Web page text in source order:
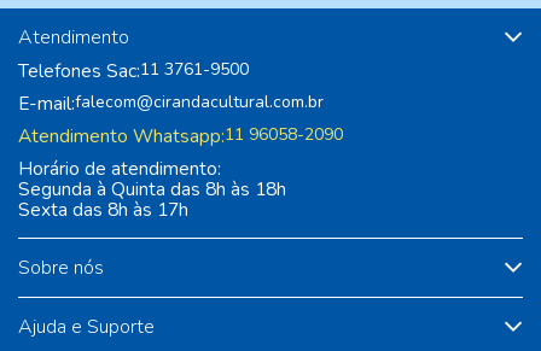
Sobre nós
Ajuda e Suporte
Atendimento
Telefones Sac:11 3761-9500
E-mail:falecom@cirandacultural.com.br
Atendimento Whatsapp:11 96058-2090
Horário de atendimento:
Segunda à Quinta das 8h às 18h
Sexta das 8h às 17h